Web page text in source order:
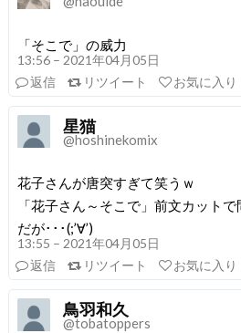
「そこで」の威力
13:56 – 2021年04月05日
返信
リツイート お気に入り
星猫
@hoshinekomix
花子さんが唐突すぎて笑うｗ
「花子さん～そこで」前文カット
だが･･･(;’∀’)
13:55 – 2021年04月05日
返信
リツイート お気に入り
鳥羽和久
@tobatoppers